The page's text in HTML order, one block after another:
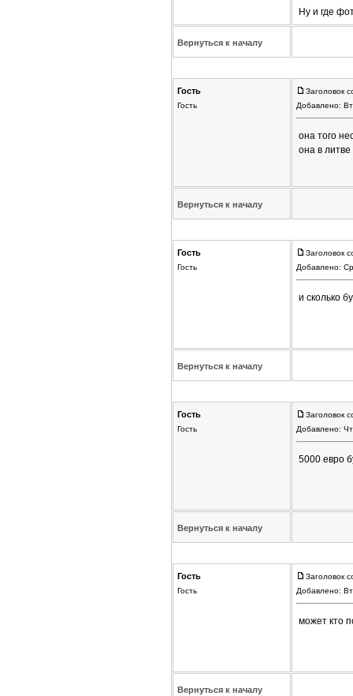
Ну и где
Вернуться к началу
Гость
Гость
Заголовок
Добавлено:
она того
она в
Вернуться к началу
Гость
Гость
Заголовок
Добавлено:
и сколько
Вернуться к началу
Гость
Гость
Заголовок
Добавлено:
5000 евро
Вернуться к началу
Гость
Гость
Заголовок
Добавлено:
может кто
Вернуться к началу